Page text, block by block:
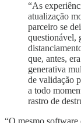
“As
atualização
parceiro se
questionável,
que, antes,
generativa
de validação
a todo
rastro de